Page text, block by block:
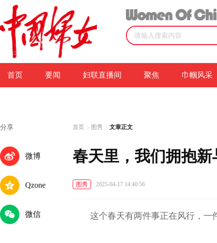
首页 要闻 妇联直播间 聚焦 巾帼风采
分享
微博
Qzone
微信
首页 图秀 文章正文
春天里，我们拥抱新
图秀 2025-04-17 14:40:56
这个春天有两件事正在风行，一